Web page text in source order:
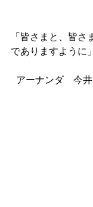
「皆さまと、皆
でありますように」
アーナンダ　今井